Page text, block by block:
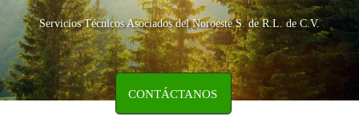
Servicios Técnicos Asociados del Noroeste S. de R.L. de C.V.
CONTÁCTANOS